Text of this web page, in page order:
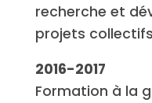
recherche et
projets
2016-2017
Formation à la